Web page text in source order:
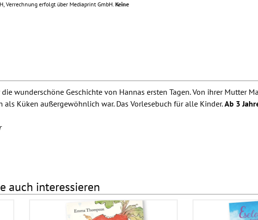
Verrechnung erfolgt über Mediaprint GmbH.Keine
wunderschöne Geschichte von Hannas ersten Tagen. Von ihrer Mutter
als Küken außergewöhnlich war. Das Vorlesebuch für alle Kinder.Ab 3
auch interessieren